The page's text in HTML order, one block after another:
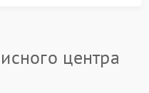
центра